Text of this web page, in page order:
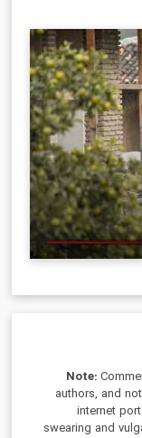
Note:
authors, and
internet
swearing and